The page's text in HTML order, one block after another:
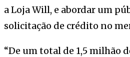
a Loja Will, e abordar um
solicitação de crédito no
“De um total de 1,5 milhão